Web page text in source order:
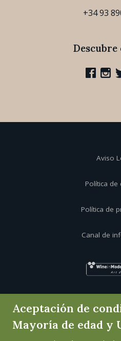
+34 93
Descubre
Aviso
Política de
Política de
Canal de
Aceptación de
Mayoría de edad y